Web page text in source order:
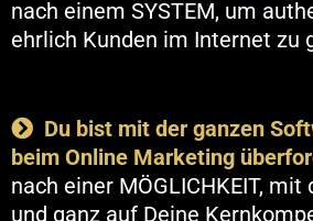
nach einem SYSTEM, um
ehrlich Kunden im Internet zu
Du bist mit der ganzen
beim Online Marketing
nach einer MÖGLICHKEIT, mit
und ganz auf Deine